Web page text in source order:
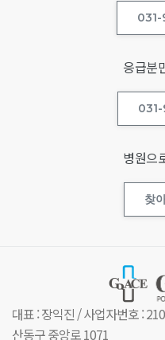
응급분
병원으
찾
대표 : 장익진 / 사업자번호 :
산동구 중앙로 1071